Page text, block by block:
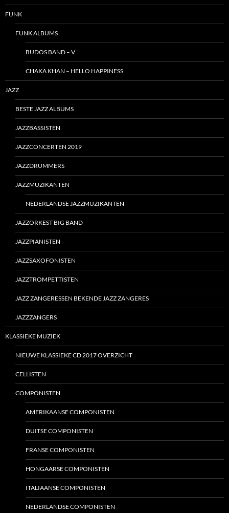
FUNK
FUNK ALBUMS
BUDOS BAND – V
CHAKA KHAN – HELLO HAPPINESS
JAZZ
BESTE JAZZ ALBUMS
JAZZBASSISTEN
JAZZCONCERTEN 2019
JAZZDRUMMERS
JAZZMUZIKANTEN
NEDERLANDSE JAZZMUZIKANTEN
JAZZORKEST BIG BAND
JAZZPIANISTEN
JAZZSAXOFONISTEN
JAZZTROMPETTISTEN
JAZZ ZANGERESSEN BEKENDE JAZZ ZANGERES
JAZZZANGERS
KLASSIEKE MUZIEK
NIEUWE KLASSIEKE CD 2017 OVERZICHT
CELLISTEN
COMPONISTEN
AMERIKAANSE COMPONISTEN
DUITSE COMPONISTEN
FRANSE COMPONISTEN
HONGAARSE COMPONISTEN
ITALIAANSE COMPONISTEN
NEDERLANDSE COMPONISTEN